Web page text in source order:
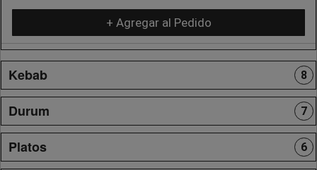
+ Agregar al Pedido
Kebab 8
Durum 7
Platos 6